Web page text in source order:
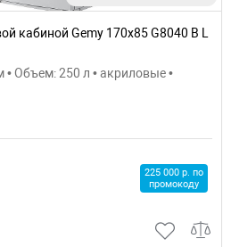
кабиной Gemy 170х85 G8040 B L
Объем: 250 л • акриловые •
225 000 р. по
промокоду